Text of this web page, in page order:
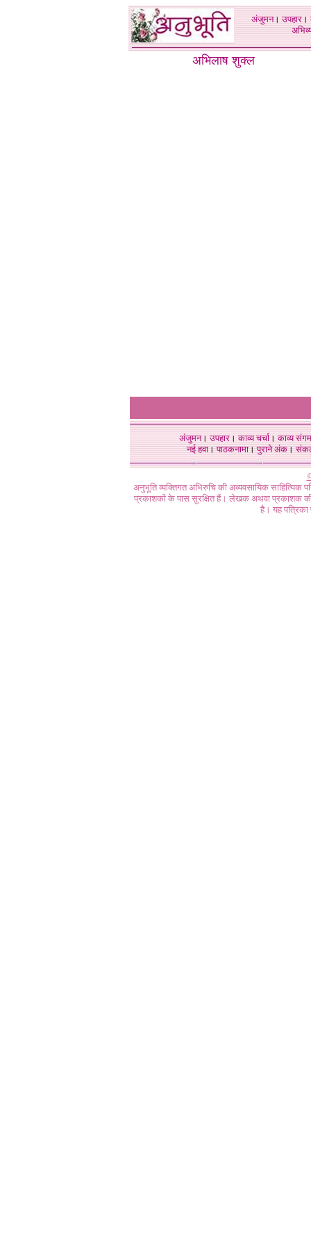
अंजुमन।उपहार।
अभिलाष शुक्ल
अंजुमन।उपहार।काव्य चर्चा।काव्य संगम
नई हवा। पाठकनामा। पुराने अंक।
अनुभूति व्यक्तिगत अभिरुचि की अव्यवसायिक
प्रकाशकों के पास सुरक्षित हैं। लेखक अथवा प्रकाशक की
है। यह पत्रिका